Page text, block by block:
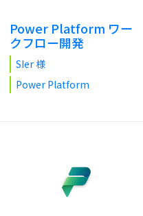
Power Platform ワー
クフロー開発
SIer 様
Power Platform